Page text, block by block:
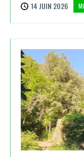
14 JUIN 2026